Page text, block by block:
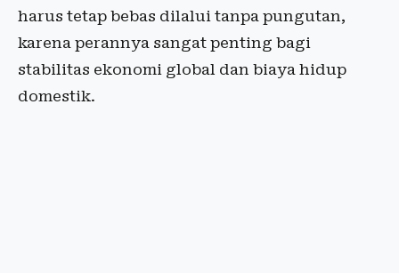
harus tetap bebas dilalui tanpa pungutan,
karena perannya sangat penting bagi
stabilitas ekonomi global dan biaya hidup
domestik.